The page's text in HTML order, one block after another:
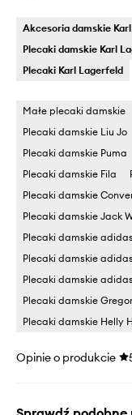
Akcesoria damskie
Plecaki damskie Karl
Plecaki Karl Lagerfeld
Małe plecaki damskie
Plecaki damskie Liu Jo
Plecaki damskie Puma
Plecaki damskie Fila
Plecaki damskie
Plecaki damskie Jack
Plecaki damskie
Plecaki damskie
Plecaki damskie
Plecaki damskie
Plecaki damskie Helly
Opinie o produkcie